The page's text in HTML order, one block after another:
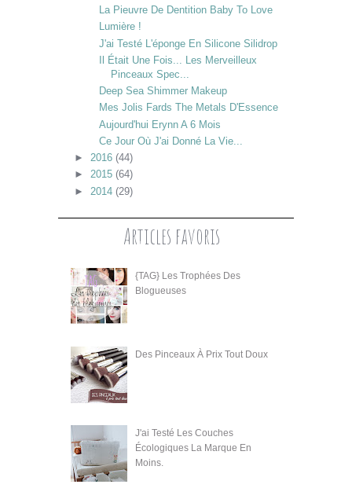
La Pieuvre De Dentition Baby To Love
Lumière !
J'ai Testé L'éponge En Silicone Silidrop
Il Était Une Fois... Les Merveilleux
Pinceaux Spec...
Deep Sea Shimmer Makeup
Mes Jolis Fards The Metals D'Essence
Aujourd'hui Erynn A 6 Mois
Ce Jour Où J'ai Donné La Vie...
► 2016 (44)
► 2015 (64)
► 2014 (29)
Articles favoris
{TAG} Les Trophées Des
Blogueuses
Des Pinceaux À Prix Tout Doux
J'ai Testé Les Couches
Écologiques La Marque En
Moins.